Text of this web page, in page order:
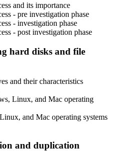
and its importance
- pre investigation phase
- investigation phase
- post investigation phase
hard disks and file
and their characteristics
Linux, and Mac operating
and Mac operating systems
and duplication